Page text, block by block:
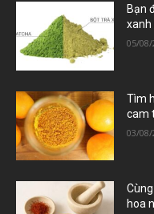
Bạn
xanh
05/08/
Tìm
cam
03/08/
hoa